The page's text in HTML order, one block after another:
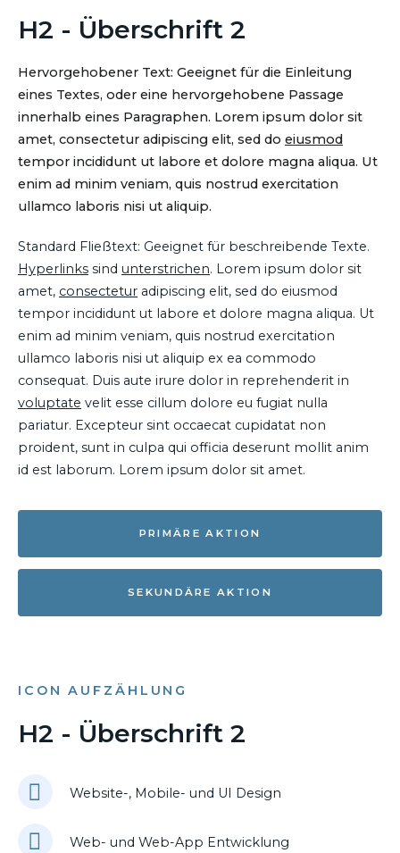
H2 - Überschrift 2
Hervorgehobener Text: Geeignet für die Einleitung
eines Textes, oder eine hervorgehobene Passage
innerhalb eines Paragraphen. Lorem ipsum dolor sit
amet, consectetur adipiscing elit, sed do eiusmod
tempor incididunt ut labore et dolore magna aliqua. Ut
enim ad minim veniam, quis nostrud exercitation
ullamco laboris nisi ut aliquip.
Standard Fließtext: Geeignet für beschreibende Texte.
Hyperlinks sind unterstrichen. Lorem ipsum dolor sit
amet, consectetur adipiscing elit, sed do eiusmod
tempor incididunt ut labore et dolore magna aliqua. Ut
enim ad minim veniam, quis nostrud exercitation
ullamco laboris nisi ut aliquip ex ea commodo
consequat. Duis aute irure dolor in reprehenderit in
voluptate velit esse cillum dolore eu fugiat nulla
pariatur. Excepteur sint occaecat cupidatat non
proident, sunt in culpa qui officia deserunt mollit anim
id est laborum. Lorem ipsum dolor sit amet.
PRIMÄRE AKTION
SEKUNDÄRE AKTION
ICON AUFZÄHLUNG
H2 - Überschrift 2
Website-, Mobile- und UI Design
Web- und Web-App Entwicklung